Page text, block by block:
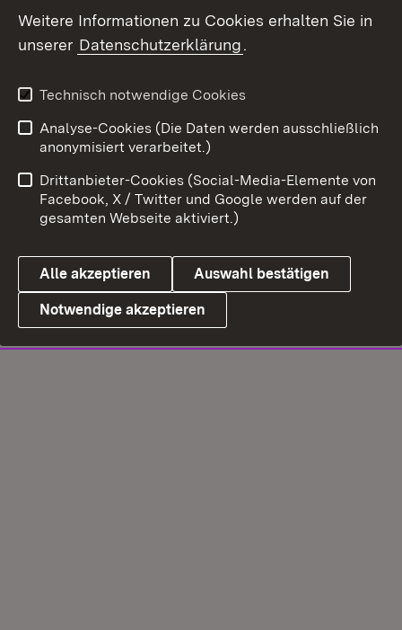
Weitere Informationen zu Cookies erhalten Sie in
unserer Datenschutzerklärung.
Technisch notwendige Cookies
Analyse-Cookies (Die Daten werden ausschließlich
anonymisiert verarbeitet.)
Drittanbieter-Cookies (Social-Media-Elemente von
Facebook, X / Twitter und Google werden auf der
gesamten Webseite aktiviert.)
Alle akzeptieren Auswahl bestätigen
Notwendige akzeptieren